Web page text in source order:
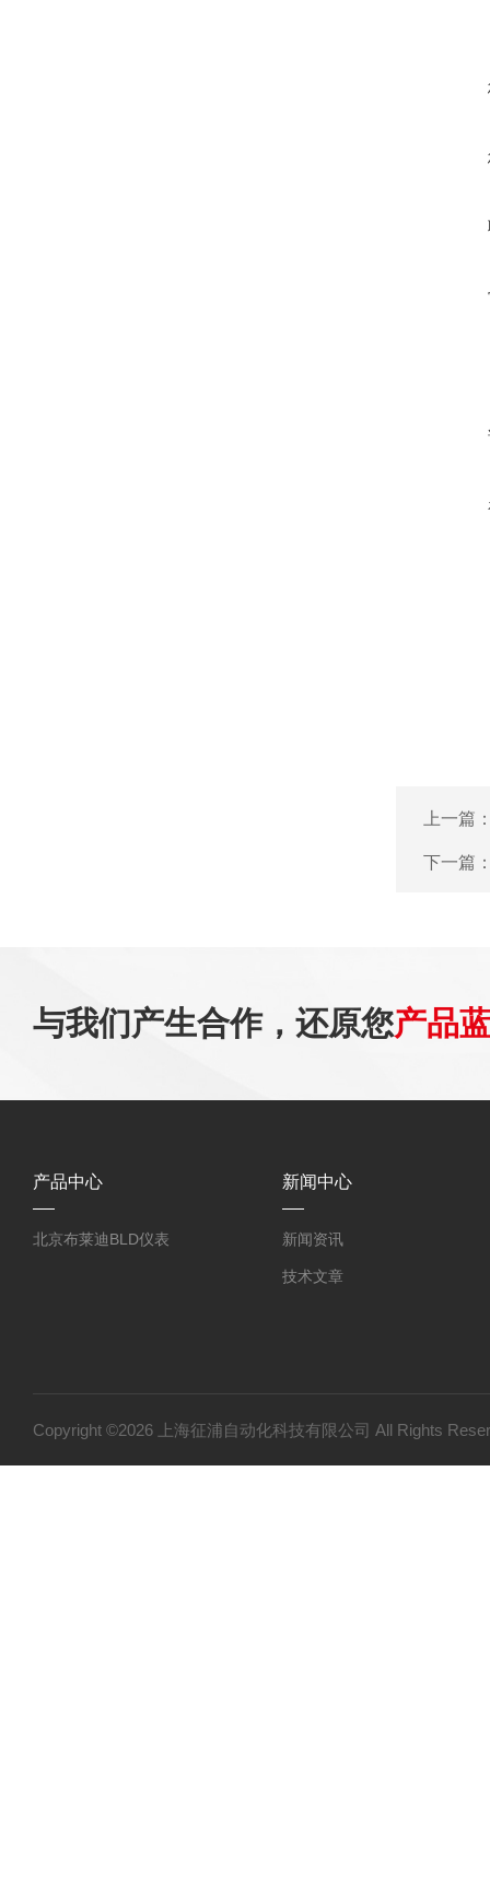
上一篇
下一篇
与我们产生合作，还原您产品
产品中心
北京布莱迪BLD仪表
新闻中心
新闻资讯
技术文章
Copyright ©2026 上海征浦自动化科技有限公司 All Rights